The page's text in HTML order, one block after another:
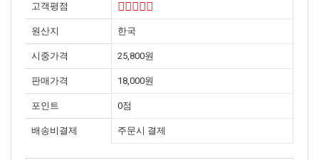
고객평점
원산지 한국
시중가격 25,800원
판매가격 18,000원
포인트 0점
배송비결제 주문시 결제